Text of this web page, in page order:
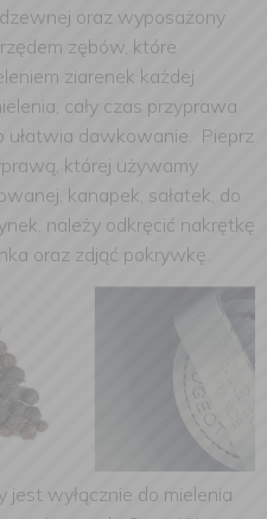
oraz wyposażony
zębów, które
ziarenek każdej
cały czas przyprawa
ułatwia dawkowanie. Pieprz
której używamy
kanapek, sałatek, do
należy odkręcić nakrętkę
oraz zdjąć pokrywkę.
jest wyłącznie do mielenia